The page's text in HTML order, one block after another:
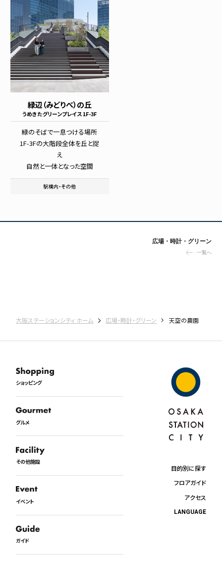
緑辺（みどりべ）の丘
うめきたグリーンプレイス 1F-3F
緑のそばで一息つける場所
1F-3Fの大階段全体を丘と捉
え
自然と一体となった空間
広場・時計・グリーン
一覧へ
大阪ステーションシティ ホーム 広場・時計・グリーン 天空の農園
ショッピング
グルメ
その他施設
イベント
ガイド
目的別に探す
フロアガイド
アクセス
LANGUAGE